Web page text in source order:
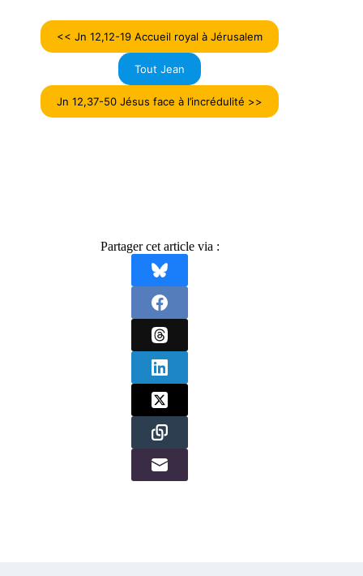
<< Jn 12,12-19 Accueil royal à Jérusalem
Tout Jean
Jn 12,37-50 Jésus face à l’incrédulité >>
Partager cet article via :